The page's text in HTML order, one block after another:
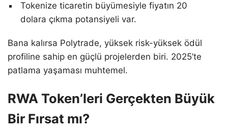
Tokenize ticaretin büyümesiyle fiyatın 20
dolara çıkma potansiyeli var.
Bana kalırsa Polytrade, yüksek risk-yüksek ödül
profiline sahip en güçlü projelerden biri. 2025’te
patlama yaşaması muhtemel.
RWA Token’leri Gerçekten Büyük
Bir Fırsat mı?